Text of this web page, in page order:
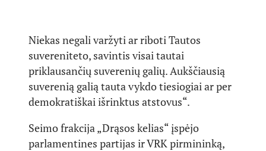
Niekas negali varžyti ar riboti Tautos
suvereniteto, savintis visai tautai
priklausančių suverenių galių. Aukščiausią
suverenią galią tauta vykdo tiesiogiai ar per
demokratiškai išrinktus atstovus“.
Seimo frakcija „Drąsos kelias“ įspėjo
parlamentines partijas ir VRK pirmininką,